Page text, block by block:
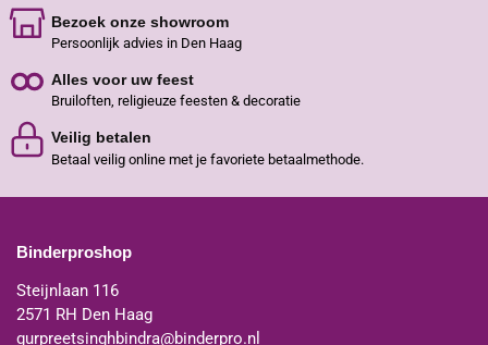
Bezoek onze showroom
Persoonlijk advies in Den Haag
Alles voor uw feest
Bruiloften, religieuze feesten & decoratie
Veilig betalen
Betaal veilig online met je favoriete betaalmethode.
Binderproshop
Steijnlaan 116
2571 RH Den Haag
gurpreetsinghbindra@binderpro.nl